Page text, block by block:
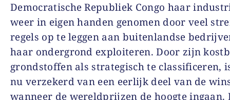
Democratische Republiek Congo haar
weer in eigen handen genomen door veel
regels op te leggen aan buitenlandse
haar ondergrond exploiteren. Door zijn
grondstoffen als strategisch te classificeren,
nu verzekerd van een eerlijk deel van de
wanneer de wereldprijzen de hoogte ingaan.